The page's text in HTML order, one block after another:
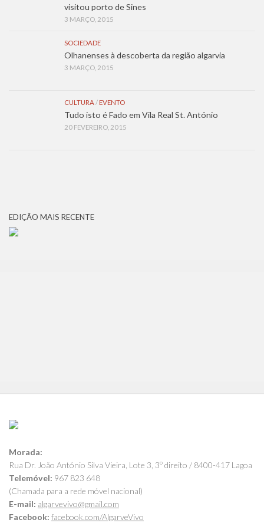
visitou porto de Sines
3 MARÇO, 2015
SOCIEDADE
Olhanenses à descoberta da região algarvia
3 MARÇO, 2015
CULTURA/ EVENTO
Tudo isto é Fado em Vila Real St. António
20 FEVEREIRO, 2015
EDIÇÃO MAIS RECENTE
Morada:
Rua Dr. João António Silva Vieira, Lote 3, 3º direito / 8400-417 Lagoa
Telemóvel: 967 823 648
(Chamada para a rede móvel nacional)
E-mail: algarvevivo@gmail.com
Facebook: facebook.com/AlgarveVivo